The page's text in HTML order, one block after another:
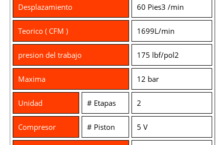
Desplazamiento 60 Pies3 /min
Teorico ( CFM ) 1699L/min
presion del trabajo 175 lbf/pol2
Maxima 12 bar
Unidad # Etapas 2
Compresor # Piston 5 V